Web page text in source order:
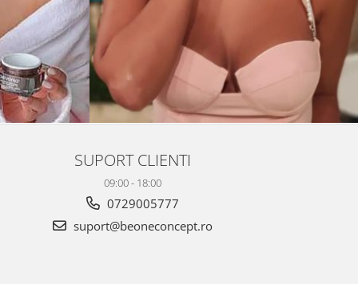
SUPORT CLIENTI
09:00 - 18:00
0729005777
suport@beoneconcept.ro